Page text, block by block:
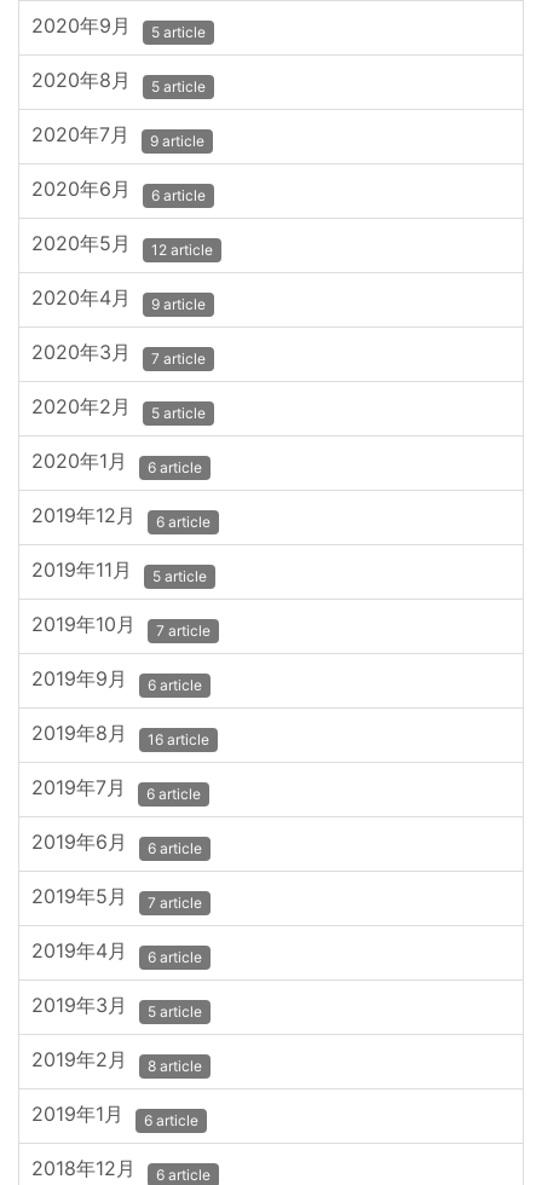
2020年9月 5 article
2020年8月 5 article
2020年7月 9 article
2020年6月 6 article
2020年5月 12 article
2020年4月 9 article
2020年3月 7 article
2020年2月 5 article
2020年1月 6 article
2019年12月 6 article
2019年11月 5 article
2019年10月 7 article
2019年9月 6 article
2019年8月 16 article
2019年7月 6 article
2019年6月 6 article
2019年5月 7 article
2019年4月 6 article
2019年3月 5 article
2019年2月 8 article
2019年1月 6 article
2018年12月 6 article